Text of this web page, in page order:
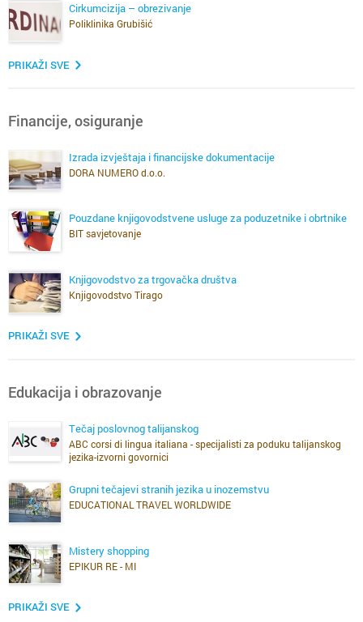
Cirkumcizija – obrezivanje
Poliklinika Grubišić
PRIKAŽI SVE
Financije, osiguranje
Izrada izvještaja i financijske dokumentacije
DORA NUMERO d.o.o.
Pouzdane knjigovodstvene usluge za poduzetnike i obrtnike
BIT savjetovanje
Knjigovodstvo za trgovačka društva
Knjigovodstvo Tirago
PRIKAŽI SVE
Edukacija i obrazovanje
Tečaj poslovnog talijanskog
ABC corsi di lingua italiana - specijalisti za poduku talijanskog
jezika-izvorni govornici
Grupni tečajevi stranih jezika u inozemstvu
EDUCATIONAL TRAVEL WORLDWIDE
Mistery shopping
EPIKUR RE - MI
PRIKAŽI SVE